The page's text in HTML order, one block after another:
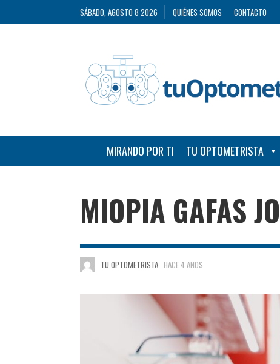
SÁBADO, AGOSTO 8 2026 QUIÉNES SOMOS CONTACTO
MIRANDO POR TI TU OPTOMETRISTA
MIOPIA GAFAS
TU OPTOMETRISTA HACE 4 AÑOS